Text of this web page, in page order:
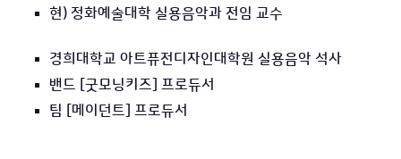
현) 정화예술대학 실용음악과 전임 교수
경희대학교 아트퓨전디자인대학원 실용음악 석사
밴드 [굿모닝키즈] 프로듀서
팀 [메이던트] 프로듀서